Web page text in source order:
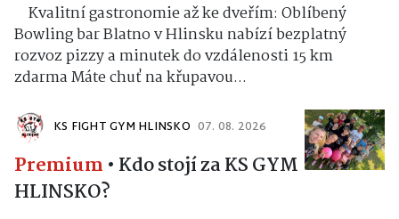
Kvalitní gastronomie až ke dveřím: Oblíbený
Bowling bar Blatno v Hlinsku nabízí bezplatný
rozvoz pizzy a minutek do vzdálenosti 15 km
zdarma Máte chuť na křupavou...
KS FIGHT GYM HLINSKO 07. 08. 2026
Premium • Kdo stojí za KS GYM
HLINSKO?